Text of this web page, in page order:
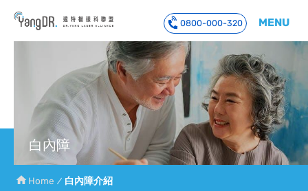
0800-000-320 MENU
白內障
Home 白內障介紹